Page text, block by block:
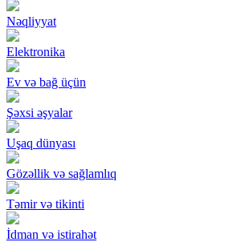
Nəqliyyat
Elektronika
Ev və bağ üçün
Şəxsi əşyalar
Uşaq dünyası
Gözəllik və sağlamlıq
Təmir və tikinti
İdman və istirahət